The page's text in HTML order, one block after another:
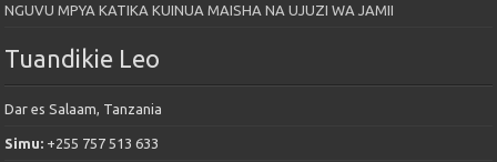
NGUVU MPYA KATIKA KUINUA MAISHA NA UJUZI WA JAMII
Tuandikie Leo
Dar es Salaam, Tanzania
Simu: +255 757 513 633